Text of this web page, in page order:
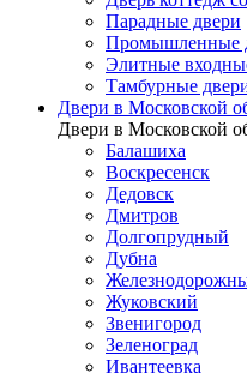
Парадные двери
Промышленные
Элитные
Тамбурные
Двери в Московской
Двери в Московской
Балашиха
Воскресенск
Дедовск
Дмитров
Долгопрудный
Дубна
Жуковский
Звенигород
Зеленоград
Ивантеевка